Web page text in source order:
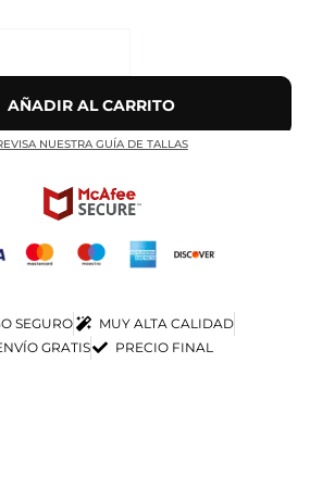
AÑADIR AL CARRITO
NUESTRA GUÍA DE TALLAS
SEGURO
MUY ALTA CALIDAD
GRATIS
PRECIO FINAL